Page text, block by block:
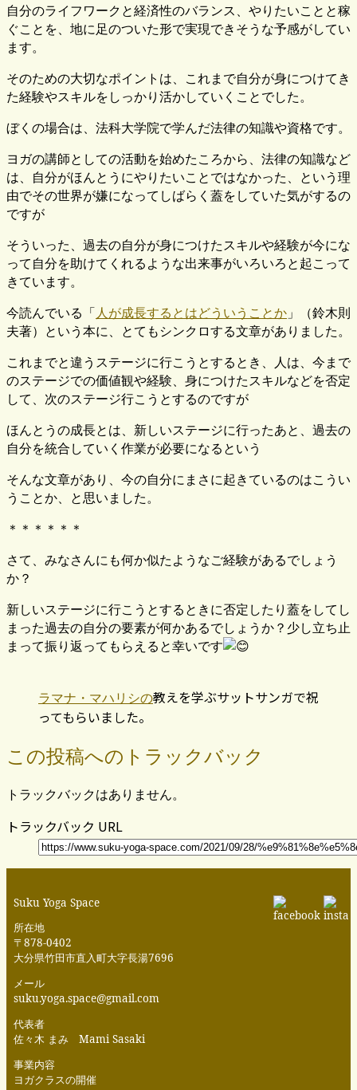
自分のライフワークと経済性のバランス、やりたいことと稼
ぐことを、地に足のついた形で実現できそうな予感がしてい
ます。
そのための大切なポイントは、これまで自分が身につけてき
た経験やスキルをしっかり活かしていくことでした。
ぼくの場合は、法科大学院で学んだ法律の知識や資格です。
ヨガの講師としての活動を始めたころから、法律の知識など
は、自分がほんとうにやりたいことではなかった、という理
由でその世界が嫌になってしばらく蓋をしていた気がするの
ですが
そういった、過去の自分が身につけたスキルや経験が今にな
って自分を助けてくれるような出来事がいろいろと起こって
きています。
今読んでいる「人が成長するとはどういうことか 」（鈴木則
夫著）という本に、とてもシンクロする文章がありました。
これまでと違うステージに行こうとするとき、人は、今まで
のステージでの価値観や経験、身につけたスキルなどを否定
して、次のステージ行こうとするのですが
ほんとうの成長とは、新しいステージに行ったあと、過去の
自分を統合していく作業が必要になるという
そんな文章があり、今の自分にまさに起きているのはこうい
うことか、と思いました。
＊＊＊＊＊＊
さて、みなさんにも何か似たようなご経験があるでしょう
か？
新しいステージに行こうとするときに否定したり蓋をしてし
まった過去の自分の要素が何かあるでしょうか？少し立ち止
まって振り返ってもらえると幸いです
ラマナ・マハリシの教えを学ぶサットサンガで祝
ってもらいました。
この投稿へのトラックバック
トラックバックはありません。
トラックバック URL
Suku Yoga Space
所在地
〒878-0402
大分県竹田市直入町大字長湯7696
メール
suku.yoga.space@gmail.com
代表者
佐々木 まみ Mami Sasaki
事業内容
ヨガクラスの開催